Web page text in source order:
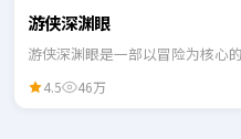
游侠深渊眼
游侠深渊眼是一部以冒险为核心
4.5 46万